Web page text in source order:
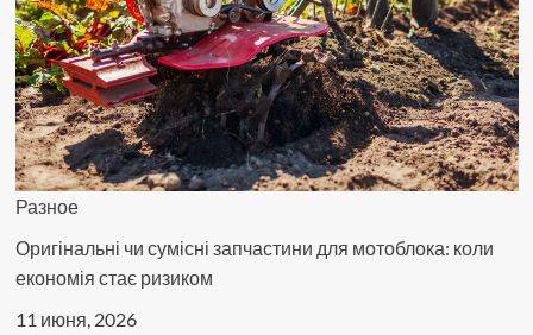
Разное
Оригінальні чи сумісні запчастини для мотоблока: коли
економія стає ризиком
11 июня, 2026